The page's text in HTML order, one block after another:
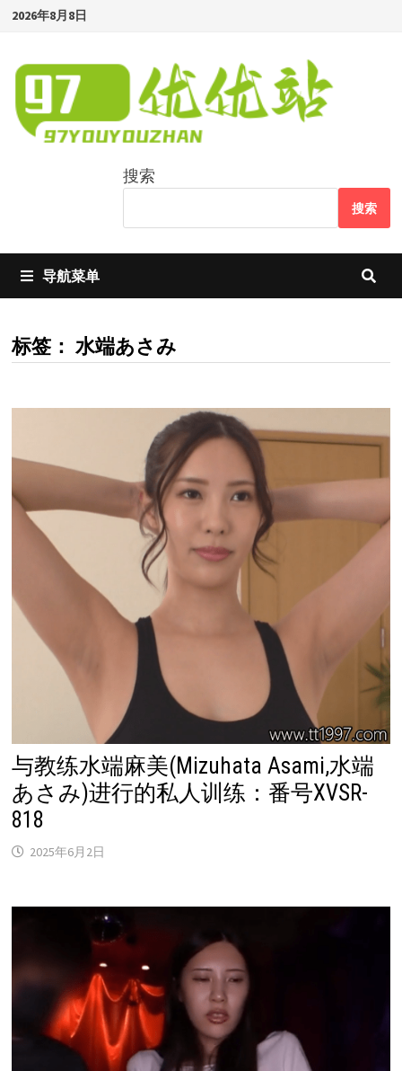
Skip
content
2026年8月8日
搜索
搜索
导航菜单
标签： 水端あさみ
与教练水端麻美(Mizuhata Asami,水端
あさみ)进行的私人训练：番号XVSR-
818
2025年6月2日